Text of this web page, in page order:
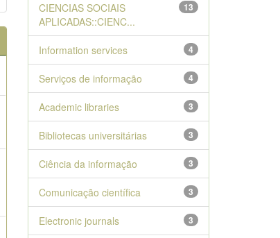
13
CIENCIAS SOCIAIS
APLICADAS::CIENC...
4
Information services
4
Serviços de informação
3
Academic libraries
3
Bibliotecas universitárias
3
Ciência da informação
3
Comunicação científica
3
Electronic journals